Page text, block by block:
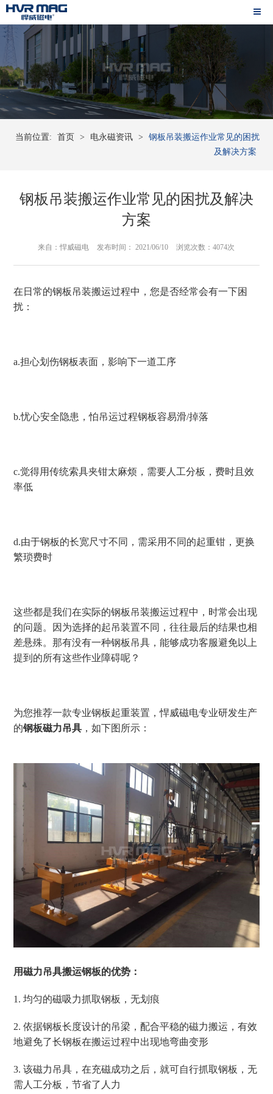
当前位置: 首页 > 电永磁资讯 >
钢板吊装搬运作业常见的困扰
及解决方案
钢板吊装搬运作业常见的困扰及解决
方案
来自：悍威磁电 发布时间： 2021/06/10 浏览次数：4074次
在日常的钢板吊装搬运过程中，您是否经常会有一下困
扰：
a.担心划伤钢板表面，影响下一道工序
b.忧心安全隐患，怕吊运过程钢板容易滑/掉落
c.觉得用传统索具夹钳太麻烦，需要人工分板，费时且效
率低
d.由于钢板的长宽尺寸不同，需采用不同的起重钳，更换
繁琐费时
这些都是我们在实际的钢板吊装搬运过程中，时常会出现
的问题。因为选择的起吊装置不同，往往最后的结果也相
差悬殊。那有没有一种钢板吊具，能够成功客服避免以上
提到的所有这些作业障碍呢？
为您推荐一款专业钢板起重装置，悍威磁电专业研发生产
的钢板磁力吊具 ，如下图所示：
用磁力吊具搬运钢板的优势：
1. 均匀的磁吸力抓取钢板，无划痕
2. 依据钢板长度设计的吊梁，配合平稳的磁力搬运，有效
地避免了长钢板在搬运过程中出现地弯曲变形
3. 该磁力吊具，在充磁成功之后，就可自行抓取钢板，无
需人工分板，节省了人力